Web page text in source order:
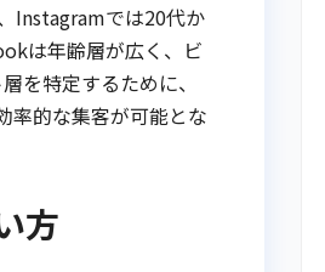
Instagramでは20代か
は年齢層が広く、ビ
を特定するために、
率的な集客が可能とな
方